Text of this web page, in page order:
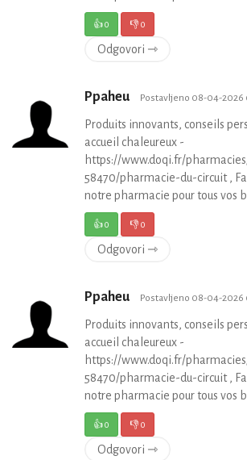
👍0 👎0
Odgovori ⇾
Ppaheu Postavljeno 08-04-2026
Produits innovants, conseils
accueil chaleureux -
https://www.doqi.fr/
58470/pharmacie-du-circuit ,
notre pharmacie pour tous vos
👍0 👎0
Odgovori ⇾
Ppaheu Postavljeno 08-04-2026
Produits innovants, conseils
accueil chaleureux -
https://www.doqi.fr/
58470/pharmacie-du-circuit ,
notre pharmacie pour tous vos
👍0 👎0
Odgovori ⇾